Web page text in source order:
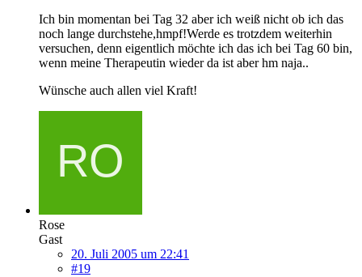
Ich bin momentan bei Tag 32 aber ich weiß nicht ob ich das
noch lange durchstehe,hmpf!Werde es trotzdem weiterhin
versuchen, denn eigentlich möchte ich das ich bei Tag 60 bin,
wenn meine Therapeutin wieder da ist aber hm naja..
Wünsche auch allen viel Kraft!
Rose
Gast
20. Juli 2005 um 22:41
#19